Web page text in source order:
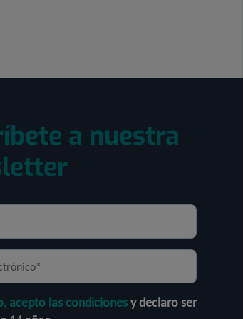
a nuestra
acepto las condicionesy declaro ser